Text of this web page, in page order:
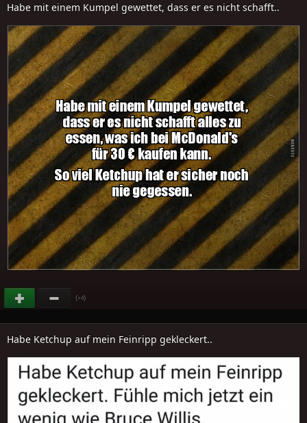
Habe mit einem Kumpel gewettet, dass er es nicht schafft..
(+4)
Habe Ketchup auf mein Feinripp gekleckert..